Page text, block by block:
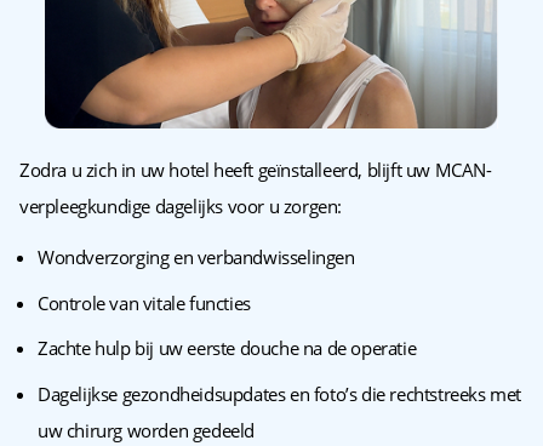
Zodra u zich in uw hotel heeft geïnstalleerd, blijft uw MCAN-
verpleegkundige dagelijks voor u zorgen:
Wondverzorging en verbandwisselingen
Controle van vitale functies
Zachte hulp bij uw eerste douche na de operatie
Dagelijkse gezondheidsupdates en foto’s die rechtstreeks met
uw chirurg worden gedeeld